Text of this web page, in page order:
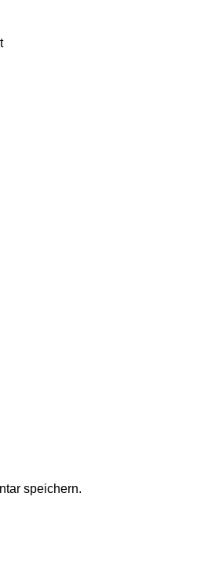
speichern.